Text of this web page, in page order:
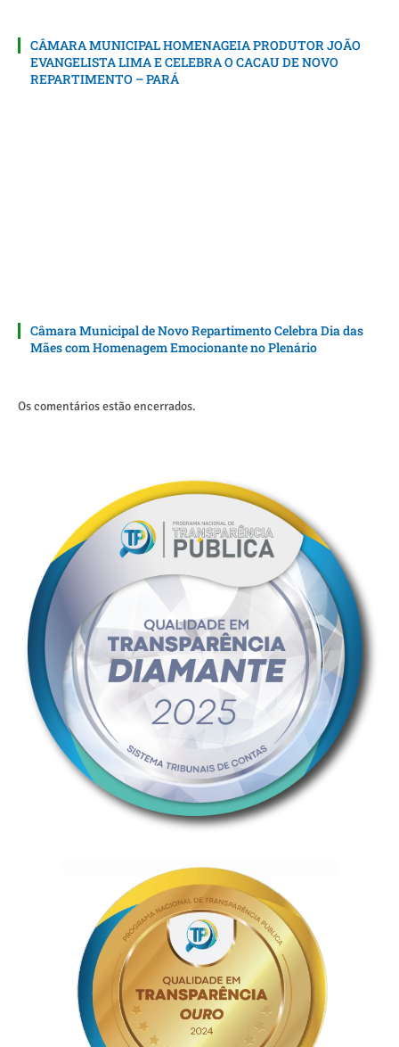
CÂMARA MUNICIPAL HOMENAGEIA PRODUTOR JOÃO
EVANGELISTA LIMA E CELEBRA O CACAU DE NOVO
REPARTIMENTO – PARÁ
Câmara Municipal de Novo Repartimento Celebra Dia das
Mães com Homenagem Emocionante no Plenário
Os comentários estão encerrados.